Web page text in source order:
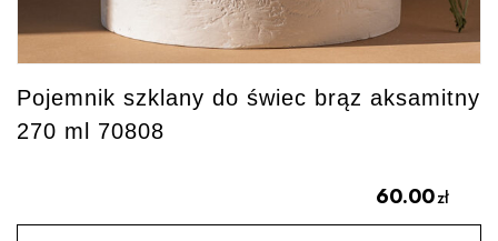
Pojemnik szklany do świec brąz aksamitny
270 ml 70808
60.00zł